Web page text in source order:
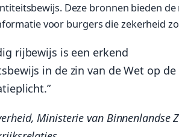
Deze bronnen bieden de
voor burgers die zekerheid
rijbewijs is een erkend
in de zin van de Wet op de
Ministerie van Binnenlandse